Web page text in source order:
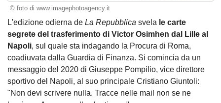
© foto di www.imagephotoagency.it
L'edizione odierna de La Repubblica svela le carte
segrete del trasferimento di Victor Osimhen dal Lille al
Napoli, sul quale sta indagando la Procura di Roma,
coadiuvata dalla Guardia di Finanza. Si comincia da un
messaggio del 2020 di Giuseppe Pompilio, vice direttore
sportivo del Napoli, al suo principale Cristiano Giuntoli:
"Non devi scrivere nulla. Tracce nelle mail non se ne